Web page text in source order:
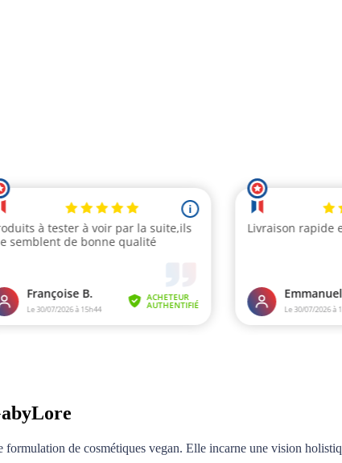
de cosmétiques vegan. Elle incarne une vision